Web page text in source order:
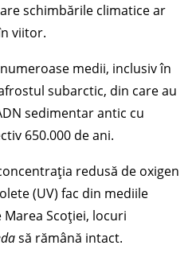
schimbările climatice ar
viitor.
medii, inclusiv în
subarctic, din care au
sedimentar antic cu
650.000 de ani.
redusă de oxigen
(UV) fac din mediile
Scoției, locuri
să rămână intact.